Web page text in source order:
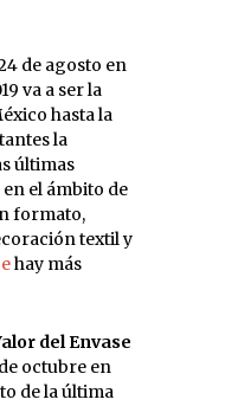
de agosto en
va a ser la
hasta la
la
últimas
el ámbito de
formato,
textil y
hay más
del Envase
octubre en
de la última